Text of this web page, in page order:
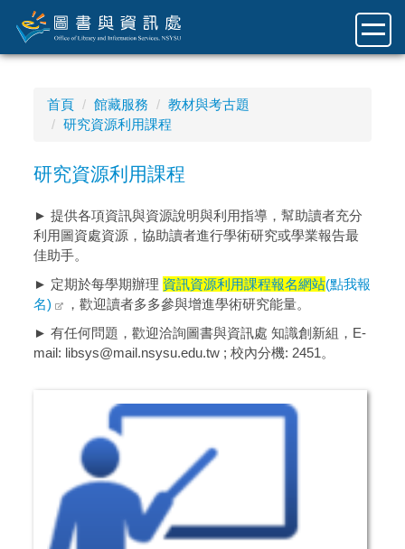
到
主
首頁 館藏服務
教材與考古題
研究資源利用課程
研究資源利用課程
► 提供各項資訊與資源說明與利用指導，幫助讀者充分
利用圖資處資源，協助讀者進行學術研究或學業報告最
佳助手。
► 定期於每學期辦理 資訊資源利用課程報名網站(點我報
名)
，歡迎讀者多多參與增進學術研究能量。
► 有任何問題，歡迎洽詢圖書與資訊處 知識創新組，E-
mail: libsys@mail.nsysu.edu.tw ; 校內分機: 2451。